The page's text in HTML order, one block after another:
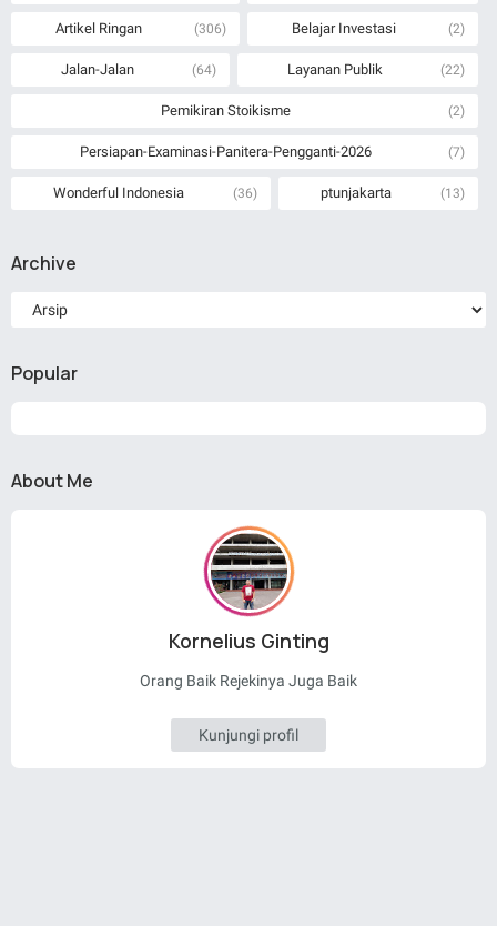
Artikel Ringan (306) Belajar Investasi (2)
Jalan-Jalan (64) Layanan Publik (22)
Pemikiran Stoikisme (2)
Persiapan-Examinasi-Panitera-Pengganti-2026 (7)
Wonderful Indonesia (36) ptunjakarta (13)
Archive
Popular
About Me
Kornelius Ginting
Orang Baik Rejekinya Juga Baik
Kunjungi profil